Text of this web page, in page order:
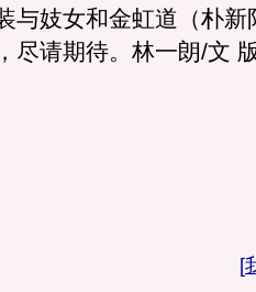
与妓女和金虹道（朴新
尽请期待。林一朗/文
[